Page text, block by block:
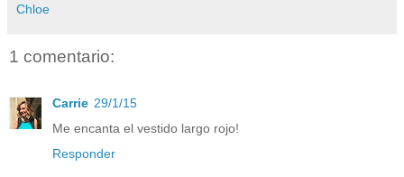
Chloe
1 comentario:
Carrie 29/1/15
Me encanta el vestido largo rojo!
Responder